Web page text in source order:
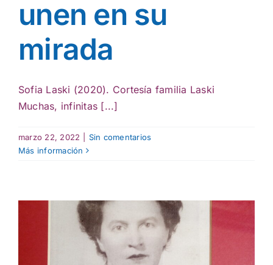
unen en su
mirada
Sofia Laski (2020). Cortesía familia Laski
Muchas, infinitas [...]
marzo 22, 2022
Sin comentarios
Más información